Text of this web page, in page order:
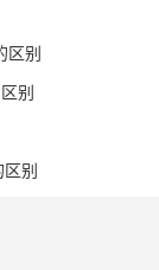
区别
别
区别